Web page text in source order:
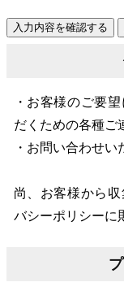
・お客様のご要
だくための各種ご
・お問い合わせい
尚、お客様から
バシーポリシーに